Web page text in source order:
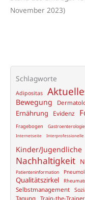
November 2023)
Schlagworte
Adipositas
Bewegung
Ernährung Evidenz
Fragebogen Gastroenterologie
Internetseite Interprofessionelle
Kinder/Jugendliche
Nachhaltigkeit
Patienteninformation
Qualitätszirkel
Selbstmanagement
Tagung Train-the-Trainer